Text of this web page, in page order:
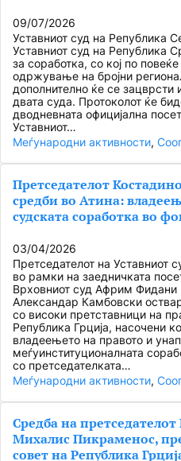
09/07/2026
Уставниот суд на Република
Уставниот суд на Република
за соработка, со кој по
одржување на бројни
дополнително ќе се зацврсти
двата суда. Протоколот ќе
дводневната официјална
Уставниот…
Меѓународни активности,
Претседателот
средби во Атина:
судската соработка во
03/04/2026
Претседателот на Уставниот
во рамки на заедничката
Врховниот суд Африм Фидани
Александар Камбовски
со високи претставници на
Република Грција, насочени
владеењето на правото и
меѓуинституционалната
со претседателката…
Меѓународни активности,
Средба на
Михалис Пикраменос,
совет на Република